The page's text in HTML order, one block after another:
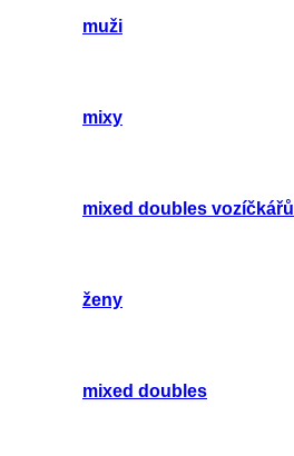
muži
mixy
mixed doubles vozíčkářů
ženy
mixed doubles